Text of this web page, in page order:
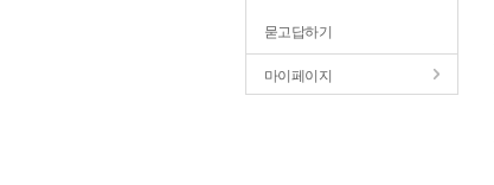
묻고답하기
마이페이지